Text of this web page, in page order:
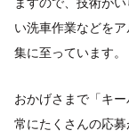
い洗車作業などを
集に至っています。
おかげさまで「キ
常にたくさんの応